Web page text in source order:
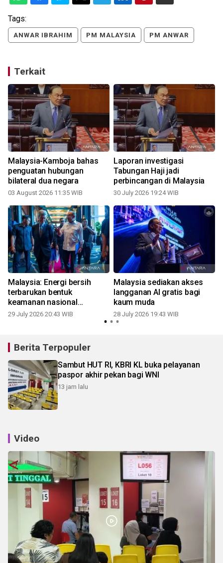
Tags:
ANWAR IBRAHIM PM MALAYSIA PM ANWAR
Terkait
Malaysia-Kamboja bahas
penguatan hubungan
bilateral dua negara
03 August 2026 11:35 WIB
Laporan investigasi
Tabungan Haji jadi
perbincangan di Malaysia
30 July 2026 19:24 WIB
Malaysia: Energi bersih
terbarukan bentuk
keamanan nasional
mendasar
29 July 2026 20:43 WIB
Malaysia sediakan akses
langganan AI gratis bagi
kaum muda
28 July 2026 19:43 WIB
Berita Terpopuler
Sambut HUT RI, KBRI KL buka pelayanan
paspor akhir pekan bagi WNI
13 jam lalu
Video